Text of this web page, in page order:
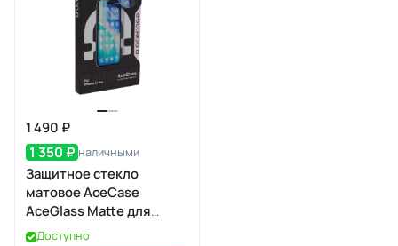
1 490 ₽
1 350 ₽ наличными
Защитное стекло
матовое AceCase
AceGlass Matte для
Apple iPhone 17 Pro
Доступно